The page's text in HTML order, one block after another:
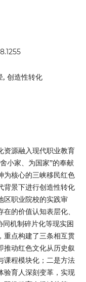
, 创造性转化
资源融入现代职业教育
小家、为国家”的奉献
为核心的三峡移民红色
背景下进行创造性转化
区职业院校的实践审
的价值认知表层化、
同机制碎片化等现实困
重点构建了三条相互贯
推动红色文化从历史叙
课程模块化；二是方法
验育人深刻变革，实现